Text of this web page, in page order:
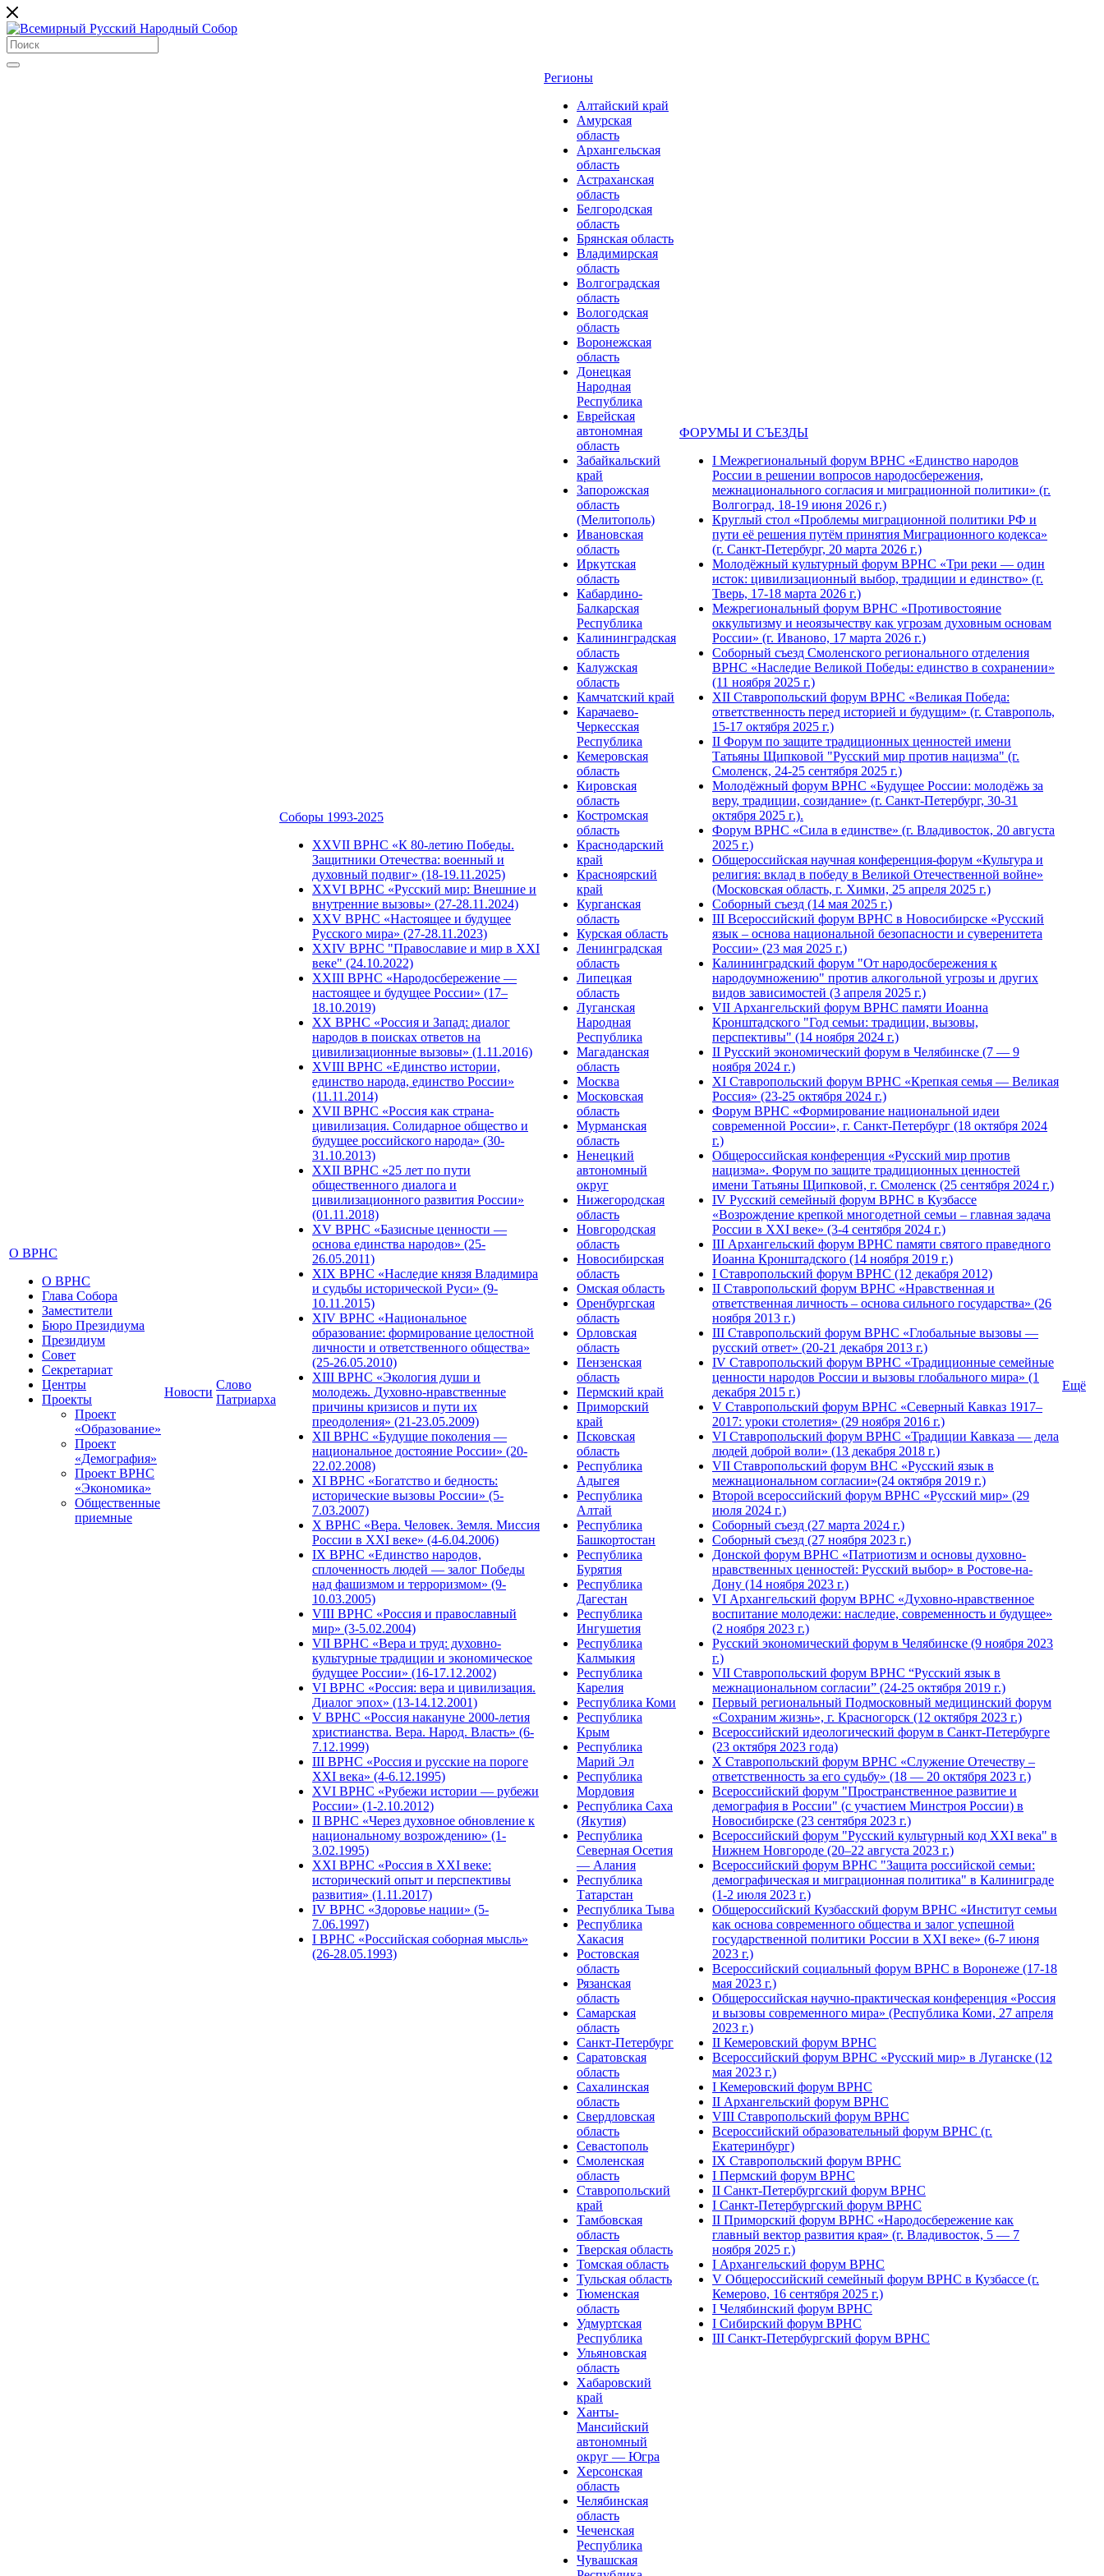
О ВРНС
О ВРНС
Глава Собора
Заместители
Бюро Президиума
Президиум
Совет
Секретариат
Центры
Проекты
Проект
«Образование»
Проект
«Демография»
Проект ВРНС
«Экономика»
Общественные
приемные
Новости
Слово
Патриарха
Соборы 1993-2025
ХХVII ВРНС «К 80-летию Победы.
Защитники Отечества: военный и
духовный подвиг» (18-19.11.2025)
XXVI ВРНС «Русский мир: Внешние и
внутренние вызовы» (27-28.11.2024)
XXV ВРНС «Настоящее и будущее
Русского мира» (27-28.11.2023)
XXIV ВРНС "Православие и мир в XXI
веке" (24.10.2022)
XXIII ВРНС «Народосбережение —
настоящее и будущее России» (17–
18.10.2019)
XX ВРНС «Россия и Запад: диалог
народов в поисках ответов на
цивилизационные вызовы» (1.11.2016)
XVIII ВРНС «Единство истории,
единство народа, единство России»
(11.11.2014)
XVII ВРНС «Россия как страна-
цивилизация. Солидарное общество и
будущее российского народа» (30-
31.10.2013)
XXII ВРНС «25 лет по пути
общественного диалога и
цивилизационного развития России»
(01.11.2018)
XV ВРНС «Базисные ценности —
основа единства народов» (25-
26.05.2011)
XIX ВРНС «Наследие князя Владимира
и судьбы исторической Руси» (9-
10.11.2015)
XIV ВРНС «Национальное
образование: формирование целостной
личности и ответственного общества»
(25-26.05.2010)
XIII ВРНС «Экология души и
молодежь. Духовно-нравственные
причины кризисов и пути их
преодоления» (21-23.05.2009)
XII ВРНС «Будущие поколения —
национальное достояние России» (20-
22.02.2008)
XI ВРНС «Богатство и бедность:
исторические вызовы России» (5-
7.03.2007)
X ВРНС «Вера. Человек. Земля. Миссия
России в XXI веке» (4-6.04.2006)
IX ВРНС «Единство народов,
сплоченность людей — залог Победы
над фашизмом и терроризмом» (9-
10.03.2005)
VIII ВРНС «Россия и православный
мир» (3-5.02.2004)
VII ВРНС «Вера и труд: духовно-
культурные традиции и экономическое
будущее России» (16-17.12.2002)
VI ВРНС «Россия: вера и цивилизация.
Диалог эпох» (13-14.12.2001)
V ВРНС «Россия накануне 2000-летия
христианства. Вера. Народ. Власть» (6-
7.12.1999)
III ВРНС «Россия и русские на пороге
XXI века» (4-6.12.1995)
XVI ВРНС «Рубежи истории — рубежи
России» (1-2.10.2012)
II ВРНС «Через духовное обновление к
национальному возрождению» (1-
3.02.1995)
XХI ВРНС «Россия в XXI веке:
исторический опыт и перспективы
развития» (1.11.2017)
IV ВРНС «Здоровье нации» (5-
7.06.1997)
I ВРНС «Российская соборная мысль»
(26-28.05.1993)
Регионы
Алтайский край
Амурская
область
Архангельская
область
Астраханская
область
Белгородская
область
Брянская область
Владимирская
область
Волгоградская
область
Вологодская
область
Воронежская
область
Донецкая
Народная
Республика
Еврейская
автономная
область
Забайкальский
край
Запорожская
область
(Мелитополь)
Ивановская
область
Иркутская
область
Кабардино-
Балкарская
Республика
Калининградская
область
Калужская
область
Камчатский край
Карачаево-
Черкесская
Республика
Кемеровская
область
Кировская
область
Костромская
область
Краснодарский
край
Красноярский
край
Курганская
область
Курская область
Ленинградская
область
Липецкая
область
Луганская
Народная
Республика
Магаданская
область
Москва
Московская
область
Мурманская
область
Ненецкий
автономный
округ
Нижегородская
область
Новгородская
область
Новосибирская
область
Омская область
Оренбургская
область
Орловская
область
Пензенская
область
Пермский край
Приморский
край
Псковская
область
Республика
Адыгея
Республика
Алтай
Республика
Башкортостан
Республика
Бурятия
Республика
Дагестан
Республика
Ингушетия
Республика
Калмыкия
Республика
Карелия
Республика Коми
Республика
Крым
Республика
Марий Эл
Республика
Мордовия
Республика Саха
(Якутия)
Республика
Северная Осетия
— Алания
Республика
Татарстан
Республика Тыва
Республика
Хакасия
Ростовская
область
Рязанская
область
Самарская
область
Санкт-Петербург
Саратовская
область
Сахалинская
область
Свердловская
область
Севастополь
Смоленская
область
Ставропольский
край
Тамбовская
область
Тверская область
Томская область
Тульская область
Тюменская
область
Удмуртская
Республика
Ульяновская
область
Хабаровский
край
Ханты-
Мансийский
автономный
округ — Югра
Херсонская
область
Челябинская
область
Чеченская
Республика
Чувашская
ФОРУМЫ И СЪЕЗДЫ
I Межрегиональный форум ВРНС «Единство народов
России в решении вопросов народосбережения,
межнационального согласия и миграционной политики» (г.
Волгоград, 18-19 июня 2026 г.)
Круглый стол «Проблемы миграционной политики РФ и
пути её решения путём принятия Миграционного кодекса»
(г. Санкт-Петербург, 20 марта 2026 г.)
Молодёжный культурный форум ВРНС «Три реки — один
исток: цивилизационный выбор, традиции и единство» (г.
Тверь, 17-18 марта 2026 г.)
Межрегиональный форум ВРНС «Противостояние
оккультизму и неоязычеству как угрозам духовным основам
России» (г. Иваново, 17 марта 2026 г.)
Соборный съезд Смоленского регионального отделения
ВРНС «Наследие Великой Победы: единство в сохранении»
(11 ноября 2025 г.)
XII Ставропольский форум ВРНС «Великая Победа:
ответственность перед историей и будущим» (г. Ставрополь,
15-17 октября 2025 г.)
II Форум по защите традиционных ценностей имени
Татьяны Щипковой "Русский мир против нацизма" (г.
Смоленск, 24-25 сентября 2025 г.)
Молодёжный форум ВРНС «Будущее России: молодёжь за
веру, традиции, созидание» (г. Санкт-Петербург, 30-31
октября 2025 г.).
Форум ВРНС «Сила в единстве» (г. Владивосток, 20 августа
2025 г.)
Общероссийская научная конференция-форум «Культура и
религия: вклад в победу в Великой Отечественной войне»
(Московская область, г. Химки, 25 апреля 2025 г.)
Соборный съезд (14 мая 2025 г.)
III Всероссийский форум ВРНС в Новосибирске «Русский
язык – основа национальной безопасности и суверенитета
России» (23 мая 2025 г.)
Калининградский форум "От народосбережения к
народоумножению" против алкогольной угрозы и других
видов зависимостей (3 апреля 2025 г.)
VII Архангельский форум ВРНС памяти Иоанна
Кронштадского "Год семьи: традиции, вызовы,
перспективы" (14 ноября 2024 г.)
II Русский экономический форум в Челябинске (7 — 9
ноября 2024 г.)
ХI Ставропольский форум ВРНС «Крепкая семья — Великая
Россия» (23-25 октября 2024 г.)
Форум ВРНС «Формирование национальной идеи
современной России», г. Санкт-Петербург (18 октября 2024
г.)
Общероссийская конференция «Русский мир против
нацизма». Форум по защите традиционных ценностей
имени Татьяны Щипковой, г. Смоленск (25 сентября 2024 г.)
IV Русский семейный форум ВРНС в Кузбассе
«Возрождение крепкой многодетной семьи – главная задача
России в XXI веке» (3-4 сентября 2024 г.)
III Архангельский форум ВРНС памяти святого праведного
Иоанна Кронштадского (14 ноября 2019 г.)
I Ставропольский форум ВРНС (12 декабря 2012)
II Ставропольский форум ВРНС «Нравственная и
ответственная личность – основа сильного государства» (26
ноября 2013 г.)
III Ставропольский форум ВРНС «Глобальные вызовы —
русский ответ» (20-21 декабря 2013 г.)
IV Ставропольский форум ВРНС «Традиционные семейные
ценности народов России и вызовы глобального мира» (1
декабря 2015 г.)
V Ставропольский форум ВРНС «Северный Кавказ 1917–
2017: уроки столетия» (29 ноября 2016 г.)
VI Ставропольский форум ВРНС «Традиции Кавказа — дела
людей доброй воли» (13 декабря 2018 г.)
VII Ставропольский форум ВHС «Русский язык в
межнациональном согласии»(24 октября 2019 г.)
Второй всероссийский форум ВРНС «Русский мир» (29
июля 2024 г.)
Соборный съезд (27 марта 2024 г.)
Соборный съезд (27 ноября 2023 г.)
Донской форум ВРНС «Патриотизм и основы духовно-
нравственных ценностей: Русский выбор» в Ростове-на-
Дону (14 ноября 2023 г.)
VI Архангельский форум ВРНС «Духовно-нравственное
воспитание молодежи: наследие, современность и будущее»
(2 ноября 2023 г.)
Русский экономический форум в Челябинске (9 ноября 2023
г.)
VII Ставропольский форум ВРНС “Русский язык в
межнациональном согласии” (24-25 октября 2019 г.)
Первый региональный Подмосковный медицинский форум
«Сохраним жизнь», г. Красногорск (12 октября 2023 г.)
Всероссийский идеологический форум в Санкт-Петербурге
(23 октября 2023 года)
X Ставропольский форум ВРНС «Служение Отечеству –
ответственность за его судьбу» (18 — 20 октября 2023 г.)
Всероссийский форум "Пространственное развитие и
демография в России" (с участием Минстроя России) в
Новосибирске (23 сентября 2023 г.)
Всероссийский форум "Русский культурный код XXI века" в
Нижнем Новгороде (20–22 августа 2023 г.)
Всероссийский форум ВРНС "Защита российской семьи:
демографическая и миграционная политика" в Калиниграде
(1-2 июля 2023 г.)
Общероссийский Кузбасский форум ВРНС «Институт семьи
как основа современного общества и залог успешной
государственной политики России в ХХI веке» (6-7 июня
2023 г.)
Всероссийский социальный форум ВРНС в Воронеже (17-18
мая 2023 г.)
Общероссийская научно-практическая конференция «Россия
и вызовы современного мира» (Республика Коми, 27 апреля
2023 г.)
II Кемеровский форум ВРНС
Всероссийский форум ВРНС «Русский мир» в Луганске (12
мая 2023 г.)
I Кемеровский форум ВРНС
II Архангельский форум ВРНС
VIII Ставропольский форум ВРНС
Всероссийский образовательный форум ВРНС (г.
Екатеринбург)
IX Ставропольский форум ВРНС
I Пермский форум ВРНС
II Санкт-Петербургский форум ВРНС
I Санкт-Петербургский форум ВРНС
II Приморский форум ВРНС «Народосбережение как
главный вектор развития края» (г. Владивосток, 5 — 7
ноября 2025 г.)
I Архангельский форум ВРНС
V Общероссийский семейный форум ВРНС в Кузбассе (г.
Кемерово, 16 сентября 2025 г.)
I Челябинский форум ВРНС
I Сибирский форум ВРНС
III Санкт-Петербургский форум ВРНС
Ещё